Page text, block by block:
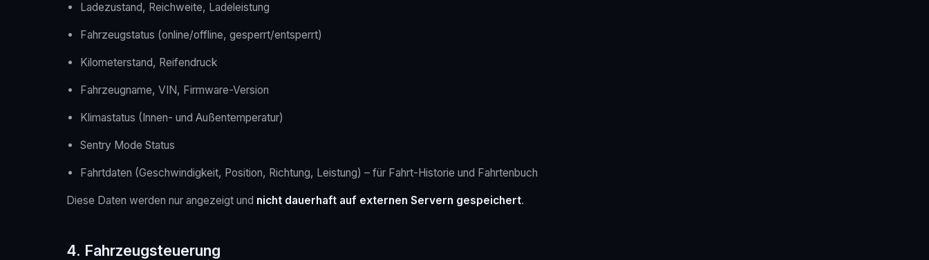
Ladezustand, Reichweite, Ladeleistung
Fahrzeugstatus (online/offline, gesperrt/entsperrt)
Kilometerstand, Reifendruck
Fahrzeugname, VIN, Firmware-Version
Klimastatus (Innen- und Außentemperatur)
Sentry Mode Status
Fahrtdaten (Geschwindigkeit, Position, Richtung, Leistung) – für Fahrt-Historie und Fahrtenbuch
Diese Daten werden nur angezeigt und nicht dauerhaft auf externen Servern gespeichert.
4. Fahrzeugsteuerung